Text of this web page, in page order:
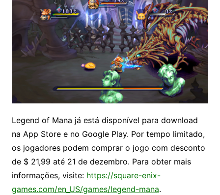
Legend of Mana já está disponível para download
na App Store e no Google Play. Por tempo limitado,
os jogadores podem comprar o jogo com desconto
de $ 21,99 até 21 de dezembro. Para obter mais
informações, visite: https://square-enix-
games.com/en_US/games/legend-mana.